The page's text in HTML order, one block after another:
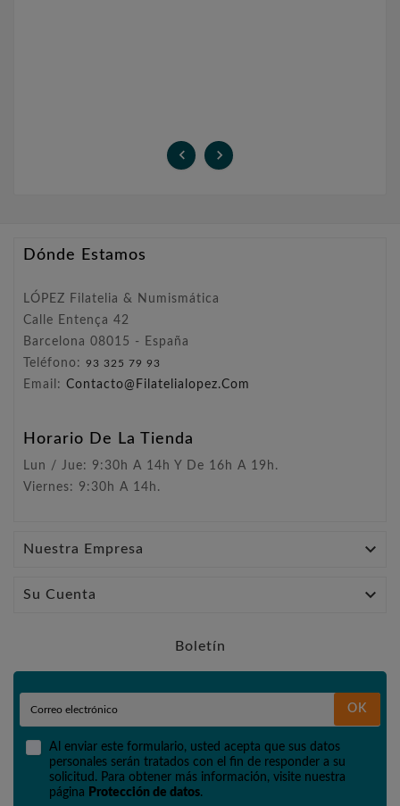
 
Dónde Estamos
LÓPEZ Filatelia & Numismática
Calle Entença 42
Barcelona 08015 - España
Teléfono: 93 325 79 93
Email: Contacto@filatelialopez.com
Horario De La Tienda
Lun / Jue: 9:30h A 14h Y De 16h A 19h.
Viernes: 9:30h A 14h.
Nuestra Empresa 
Su Cuenta 
Boletín
OK
Al enviar este formulario, usted acepta que sus datos
personales serán tratados con el fin de responder a su
solicitud. Para obtener más información, visite nuestra
página Protección de datos.